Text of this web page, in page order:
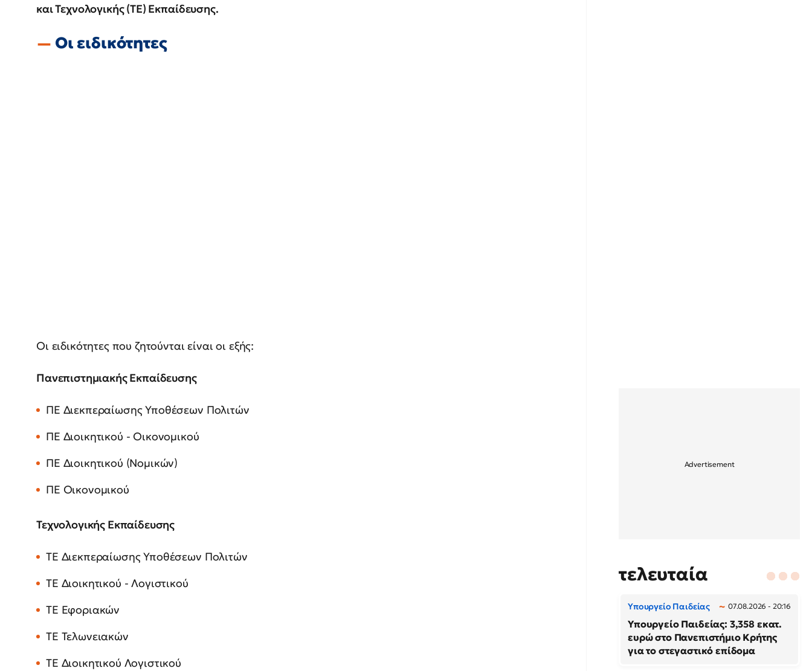
και Τεχνολογικής (ΤΕ) Εκπαίδευσης.
Οι ειδικότητες
Οι ειδικότητες που ζητούνται είναι οι εξής:
Πανεπιστημιακής Εκπαίδευσης
ΠΕ Διεκπεραίωσης Υποθέσεων Πολιτών
ΠΕ Διοικητικού - Οικονομικού
ΠΕ Διοικητικού (Νομικών)
ΠΕ Οικονομικού
Τεχνολογικής Εκπαίδευσης
ΤΕ Διεκπεραίωσης Υποθέσεων Πολιτών
ΤΕ Διοικητικού - Λογιστικού
ΤΕ Εφοριακών
ΤΕ Τελωνειακών
ΤΕ Διοικητικού Λογιστικού
τελευταία
Υπουργείο Παιδείας 07.08.2026 - 20:16
Υπουργείο Παιδείας: 3,358 εκατ.
ευρώ στο Πανεπιστήμιο Κρήτης
για το στεγαστικό επίδομα